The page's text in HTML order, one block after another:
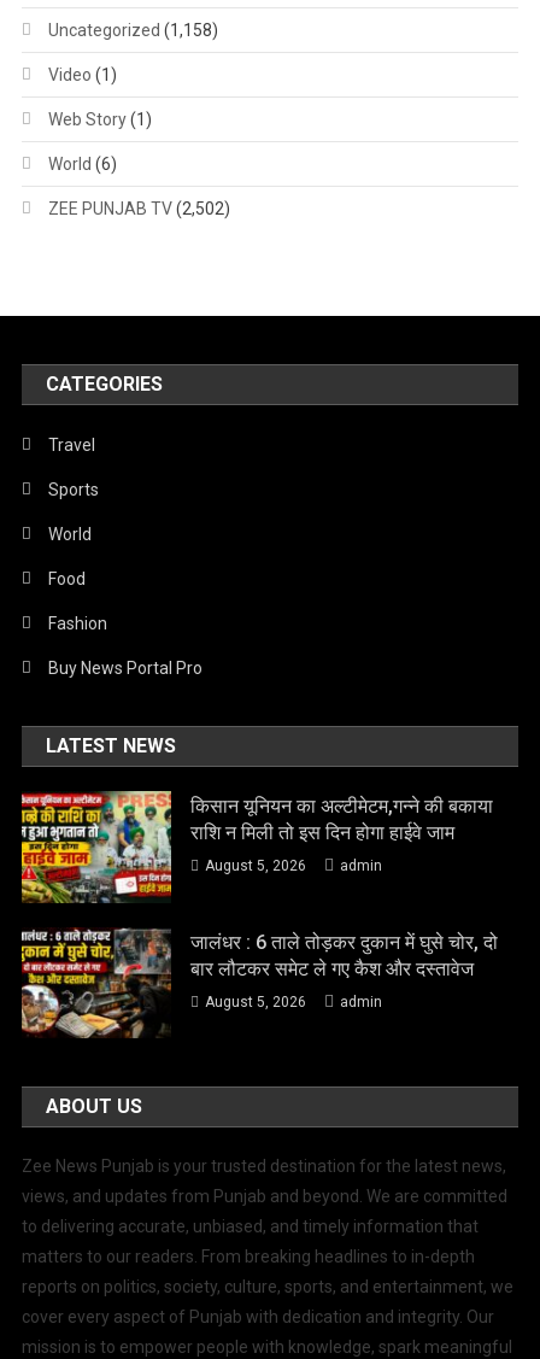
Uncategorized (1,158)
Video (1)
Web Story(1)
World (6)
ZEE PUNJAB TV(2,502)
CATEGORIES
Travel
Sports
World
Food
Fashion
Buy News Portal Pro
LATEST NEWS
किसान यूनियन का अल्टीमेटम,गन्ने की बकाया
राशि न मिली तो इस दिन होगा हाईवे जाम
August 5, 2026 admin
जालंधर : 6 ताले तोड़कर दुकान में घुसे चोर, दो
बार लौटकर समेट ले गए कैश और दस्तावेज
August 5, 2026 admin
ABOUT US
Zee News Punjab is your trusted destination for the latest news,
views, and updates from Punjab and beyond. We are committed
to delivering accurate, unbiased, and timely information that
matters to our readers. From breaking headlines to in-depth
reports on politics, society, culture, sports, and entertainment, we
cover every aspect of Punjab with dedication and integrity. Our
mission is to empower people with knowledge, spark meaningful